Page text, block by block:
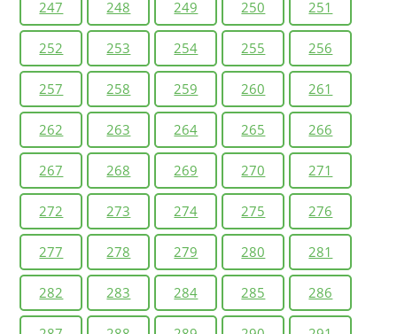
247 248 249 250 251
252 253 254 255 256
257 258 259 260 261
262 263 264 265 266
267 268 269 270 271
272 273 274 275 276
277 278 279 280 281
282 283 284 285 286